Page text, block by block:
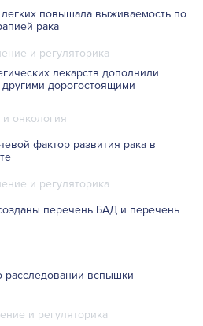
легких повышала выживаемость по
рака
и регуляторика
лекарств дополнили
дорогостоящими
и онкология
фактор развития рака в
и регуляторика
перечень БАД и перечень
расследовании вспышки
и регуляторика